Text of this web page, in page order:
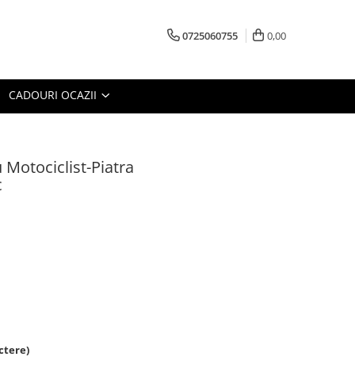
0725060755 0,00
CADOURI OCAZII
Motociclist-Piatra